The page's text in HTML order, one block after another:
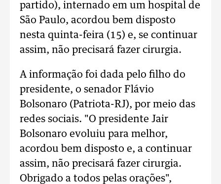
partido), internado em um hospital de
São Paulo, acordou bem disposto
nesta quinta-feira (15) e, se continuar
assim, não precisará fazer cirurgia.
A informação foi dada pelo filho do
presidente, o senador Flávio
Bolsonaro (Patriota-RJ), por meio das
redes sociais. "O presidente Jair
Bolsonaro evoluiu para melhor,
acordou bem disposto e, a continuar
assim, não precisará fazer cirurgia.
Obrigado a todos pelas orações",